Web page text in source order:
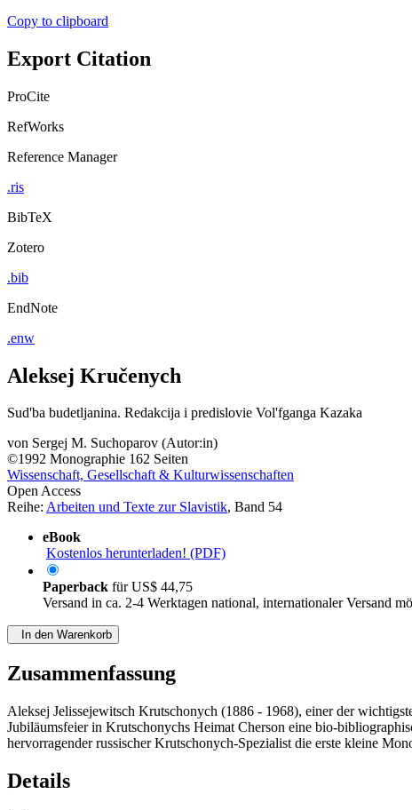
Copy to clipboard
Export Citation
ProCite
RefWorks
Reference Manager
.ris
BibTeX
Zotero
.bib
EndNote
.enw
Aleksej Kručenych
Sud'ba budetljanina. Redakcija i predislovie Vol'fganga Kazaka
von Sergej M. Suchoparov (Autor:in)
©1992 Monographie 162 Seiten
Wissenschaft, Gesellschaft & Kulturwissenschaften
Open Access
Reihe: Arbeiten und Texte zur Slavistik, Band 54
eBook
Kostenlos herunterladen! (PDF)
Paperback fürUS$ 44,75
Versand in ca. 2-4 Werktagen national, internationaler Versand
In den Warenkorb
Zusammenfassung
Aleksej Jelissejewitsch Krutschonych (1886 - 1968), einer der
Jubiläumsfeier in Krutschonychs Heimat Cherson eine bio-
hervorragender russischer Krutschonych-Spezialist die erste kleine
Details